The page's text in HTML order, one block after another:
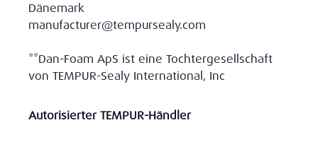
Dänemark
manufacturer@tempursealy.com
**Dan-Foam ApS ist eine Tochtergesellschaft
von TEMPUR-Sealy International, Inc
Autorisierter TEMPUR-Händler